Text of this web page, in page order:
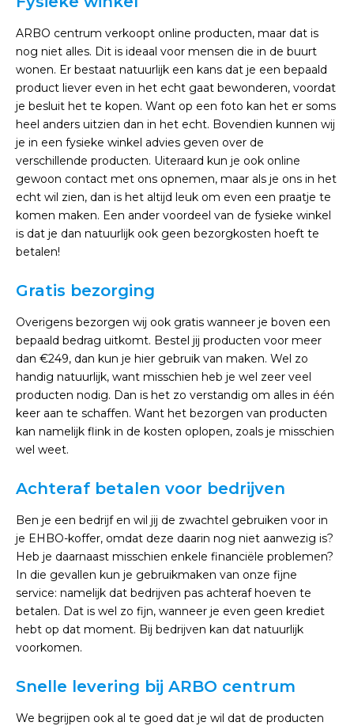
ARBO centrum verkoopt online producten, maar dat is
nog niet alles. Dit is ideaal voor mensen die in de buurt
wonen. Er bestaat natuurlijk een kans dat je een bepaald
product liever even in het echt gaat bewonderen, voordat
je besluit het te kopen. Want op een foto kan het er soms
heel anders uitzien dan in het echt. Bovendien kunnen wij
je in een fysieke winkel advies geven over de
verschillende producten. Uiteraard kun je ook online
gewoon contact met ons opnemen, maar als je ons in het
echt wil zien, dan is het altijd leuk om even een praatje te
komen maken. Een ander voordeel van de fysieke winkel
is dat je dan natuurlijk ook geen bezorgkosten hoeft te
betalen!
Gratis bezorging
Overigens bezorgen wij ook gratis wanneer je boven een
bepaald bedrag uitkomt. Bestel jij producten voor meer
dan €249, dan kun je hier gebruik van maken. Wel zo
handig natuurlijk, want misschien heb je wel zeer veel
producten nodig. Dan is het zo verstandig om alles in één
keer aan te schaffen. Want het bezorgen van producten
kan namelijk flink in de kosten oplopen, zoals je misschien
wel weet.
Achteraf betalen voor bedrijven
Ben je een bedrijf en wil jij de zwachtel gebruiken voor in
je EHBO-koffer, omdat deze daarin nog niet aanwezig is?
Heb je daarnaast misschien enkele financiële problemen?
In die gevallen kun je gebruikmaken van onze fijne
service: namelijk dat bedrijven pas achteraf hoeven te
betalen. Dat is wel zo fijn, wanneer je even geen krediet
hebt op dat moment. Bij bedrijven kan dat natuurlijk
voorkomen.
Snelle levering bij ARBO centrum
We begrijpen ook al te goed dat je wil dat de producten